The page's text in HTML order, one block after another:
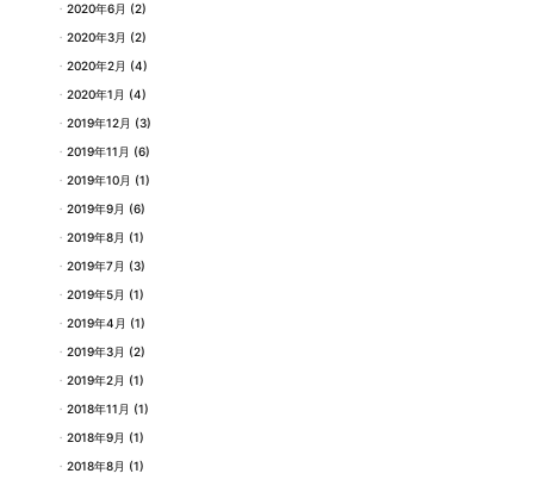
2020年6月 (2)
2020年3月 (2)
2020年2月 (4)
2020年1月 (4)
2019年12月 (3)
2019年11月 (6)
2019年10月 (1)
2019年9月 (6)
2019年8月 (1)
2019年7月 (3)
2019年5月 (1)
2019年4月 (1)
2019年3月 (2)
2019年2月 (1)
2018年11月 (1)
2018年9月 (1)
2018年8月 (1)